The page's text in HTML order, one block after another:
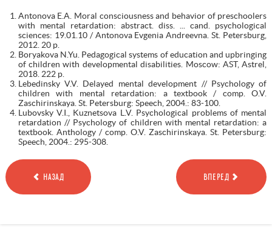
Antonova E.A. Moral consciousness and behavior of preschoolers
with mental retardation: abstract. diss. ... cand. psychological
sciences: 19.01.10 / Antonova Evgenia Andreevna. St. Petersburg,
2012. 20 p.
Boryakova N.Yu. Pedagogical systems of education and upbringing
of children with developmental disabilities. Moscow: AST, Astrel,
2018. 222 p.
Lebedinsky V.V. Delayed mental development // Psychology of
children with mental retardation: a textbook / comp. O.V.
Zaschirinskaya. St. Petersburg: Speech, 2004.: 83-100.
Lubovsky V.I., Kuznetsova L.V. Psychological problems of mental
retardation // Psychology of children with mental retardation: a
textbook. Anthology / comp. O.V. Zaschirinskaya. St. Petersburg:
Speech, 2004.: 295-308.
НАЗАД ВПЕРЕД